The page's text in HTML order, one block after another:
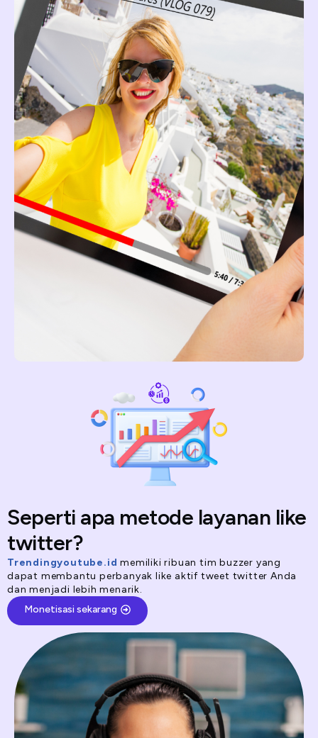
Seperti apa metode layanan like
twitter?
Trendingyoutube.id memiliki ribuan tim buzzer yang
dapat membantu perbanyak like aktif tweet twitter Anda
dan menjadi lebih menarik.
Monetisasi sekarang